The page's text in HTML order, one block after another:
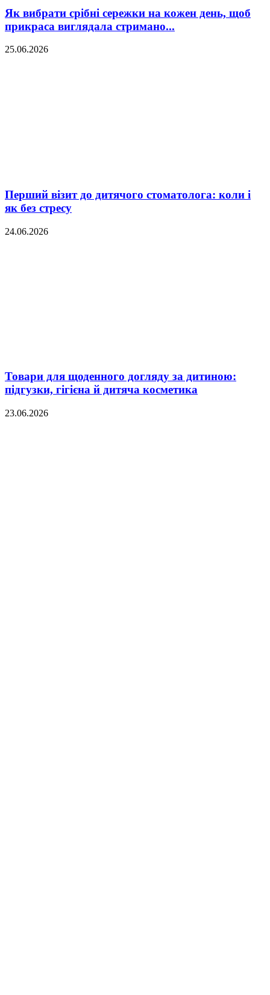
Як вибрати срібні сережки на кожен день, щоб
прикраса виглядала стримано...
25.06.2026
Перший візит до дитячого стоматолога: коли і
як без стресу
24.06.2026
Товари для щоденного догляду за дитиною:
підгузки, гігієна й дитяча косметика
23.06.2026